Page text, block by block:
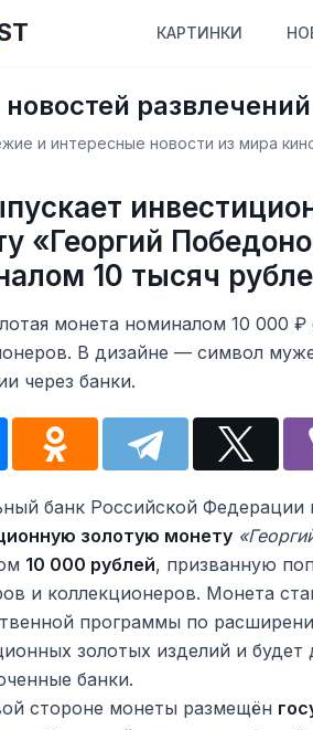
КАРТИНКИ
развлечений
и интересные новости из мира
«Георгий
10 тысяч
монета номиналом 10 000
В дизайне — символ
через банки.
банк Российской Федерации
золотую монету
10 000 рублей, призванную
и коллекционеров. Монета
программы по
золотых изделий и будет
банки.
стороне монеты размещён